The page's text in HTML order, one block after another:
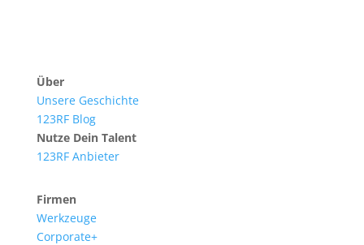
Über
Unsere Geschichte
123RF Blog
Nutze Dein Talent
123RF Anbieter
Firmen
Werkzeuge
Corporate+